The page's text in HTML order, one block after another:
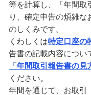
【2021年に購入し
び継続管理勘定残
12月の一部取引の
外国投資信託ご購
投資信託用語集
等を計算し、「年間取
り、確定申告の煩雑な
のしくみです。
くわしくは特定口座の
告書の記載内容につい
「年間取引報告書の見
ください。
年間を通じて、お取引